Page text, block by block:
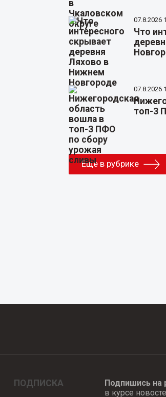
07.8.2026
Что
07.8.2026
топ-3
Еще в рубрике
ПОДПИСКА Подпишись на
в курсе